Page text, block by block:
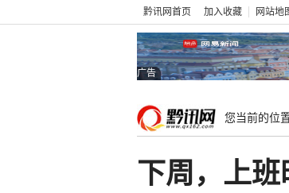
黔讯网首页 加入收藏 网站地
广告
您当前的位置
下周，上